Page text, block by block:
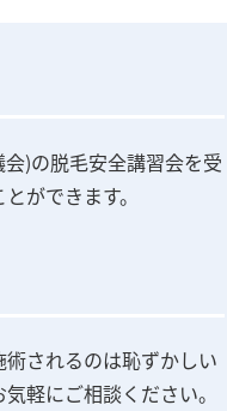
)の脱毛安全講習会を受
ができます。
されるのは恥ずかしい
軽にご相談ください。